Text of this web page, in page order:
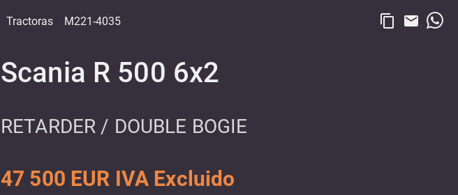
Tractoras M221-4035 content_copy email
Scania R 500 6x2
RETARDER / DOUBLE BOGIE
47 500 EUR IVA Excluido